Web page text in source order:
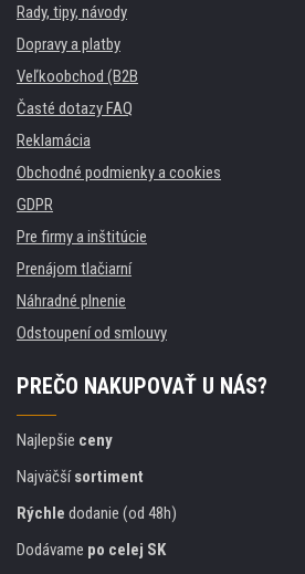
Rady, tipy, návody
Dopravy a platby
Veľkoobchod (B2B
Časté dotazy FAQ
Reklamácia
Obchodné podmienky a cookies
GDPR
Pre firmy a inštitúcie
Prenájom tlačiarní
Náhradné plnenie
Odstoupení od smlouvy
PREČO NAKUPOVAŤ U NÁS?
Najlepšie ceny
Najväčšísortiment
Rýchle dodanie (od 48h)
Dodávame po celej SK